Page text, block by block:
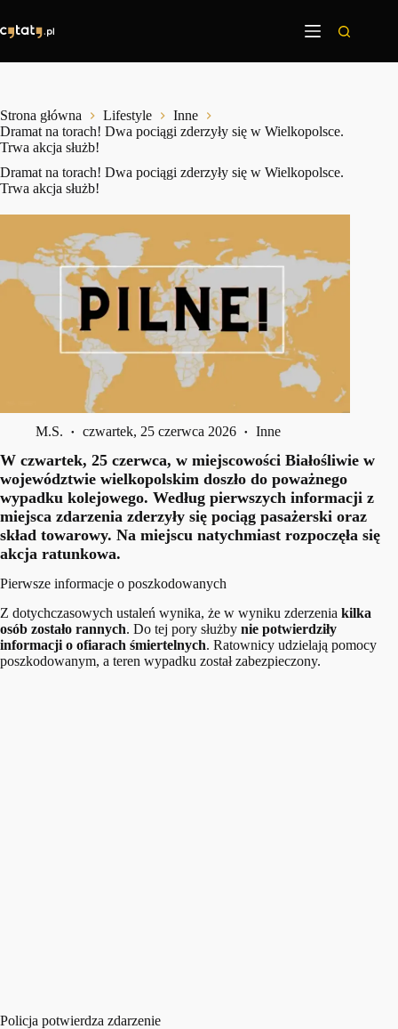
treści
Strona główna Lifestyle
Inne
Dramat na torach! Dwa pociągi zderzyły się w Wielkopolsce.
Trwa akcja służb!
Dramat na torach! Dwa pociągi zderzyły się w Wielkopolsce.
Trwa akcja służb!
M.S. czwartek, 25 czerwca 2026 Inne
W czwartek, 25 czerwca, w miejscowości Białośliwie w
województwie wielkopolskim doszło do poważnego
wypadku kolejowego. Według pierwszych informacji z
miejsca zdarzenia zderzyły się pociąg pasażerski oraz
skład towarowy. Na miejscu natychmiast rozpoczęła się
akcja ratunkowa.
Pierwsze informacje o poszkodowanych
Z dotychczasowych ustaleń wynika, że w wyniku zderzenia kilka
osób zostało rannych. Do tej pory służby nie potwierdziły
informacji o ofiarach śmiertelnych. Ratownicy udzielają pomocy
poszkodowanym, a teren wypadku został zabezpieczony.
Policja potwierdza zdarzenie